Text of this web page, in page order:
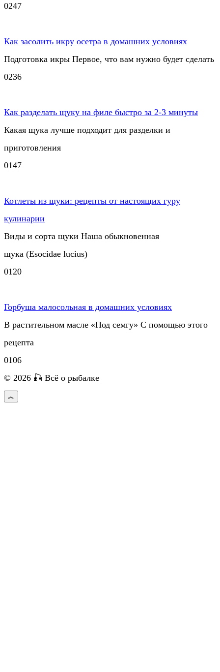
0247
Как засолить икру осетра в домашних условиях
Подготовка икры Первое, что вам нужно будет сделать
0236
Как разделать щуку на филе быстро за 2-3 минуты
Какая щука лучше подходит для разделки и
приготовления
0147
Котлеты из щуки: рецепты от настоящих гуру
кулинарии
Виды и сорта щуки Наша обыкновенная
щука (Esocidae lucius)
0120
Горбуша малосольная в домашних условиях
В растительном масле «Под семгу» С помощью этого
рецепта
0106
© 2026 🎣 Всё о рыбалке